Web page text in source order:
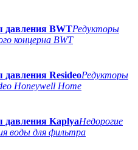
давления BWTРедукторы
концерна BWT
давления ResideoРедукторы
Honeywell Home
давления KaplyaНедорогие
воды для фильтра